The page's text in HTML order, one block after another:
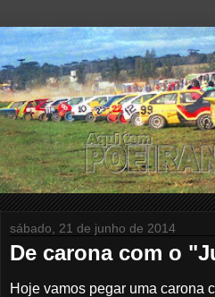
sábado, 21 de junho de 2014
De carona com o
Hoje vamos pegar uma carona